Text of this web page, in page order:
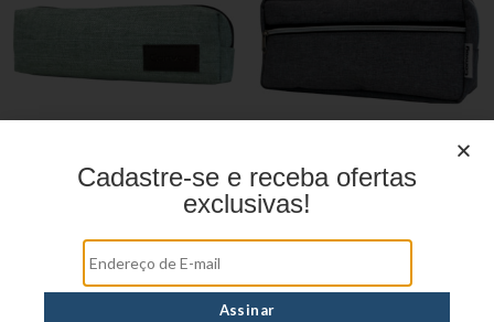
Estojo Juvenil YS27112 Estojo Juvenil YS27106
Cadastre-se e receba ofertas
exclusivas!